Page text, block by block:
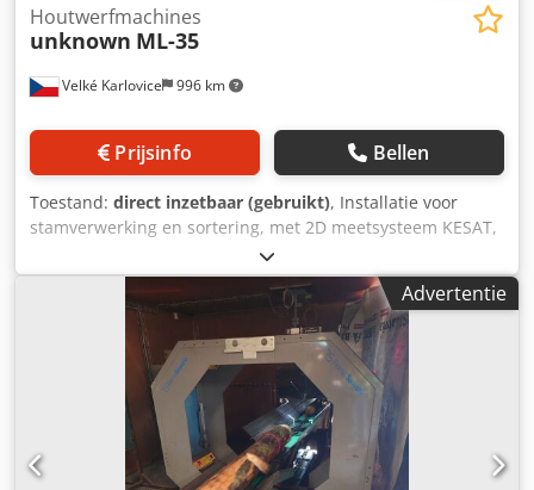
Velké Karlovice 996 km
Houtwerfmachines
unknown ML-35
Prijsinfo Bellen
Toestand: direct inzetbaar (gebruikt), Installatie voor
stamverwerking en sortering, met 2D meetsysteem KESAT,
kettingzaag en lader LogLift F 165 Z. Invoer
kettingtransporteurs, roltransporteurs rondom de
kettingzaag, sorteerkettingtransporteur. Hydraulisch
aangedreven duwers en lengtestops. Geschatte
afmetingen 20 x 70 m. Mesick 92S meetframe voor
stammen Bedienings- en evaluatie-PC, besturingssysteem
Win11 Gegevensuitvoer in .csv-formaat Djdow U Axwopfx
Aa Djkr Fabrikant en leverancier: KESAT, a.s.
Installatiedatum: 03/2024 LOGLIFT F 165Z – alle
hydraulische cilinders zijn gereviseerd.
Advertentie